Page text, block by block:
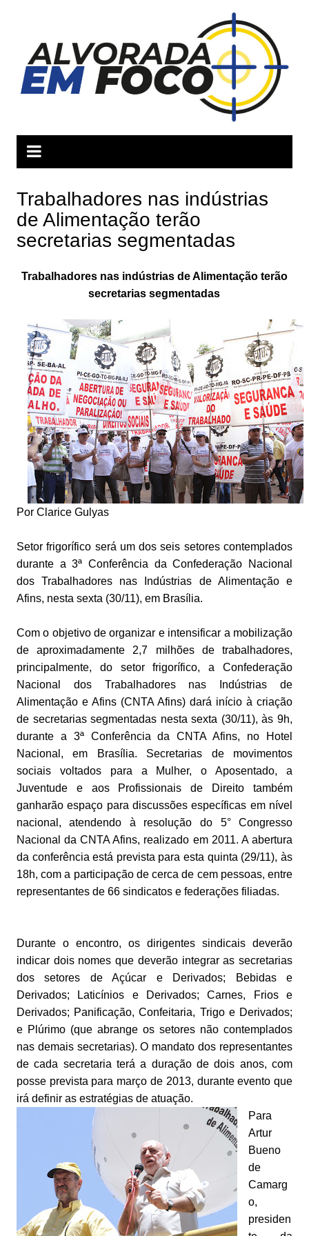
conteúdo
Trabalhadores nas indústrias
de Alimentação terão
secretarias segmentadas
Trabalhadores nas indústrias de Alimentação terão
secretarias segmentadas
Por Clarice Gulyas
Setor frigorífico será um dos seis setores contemplados
durante a 3ª Conferência da Confederação Nacional
dos Trabalhadores nas Indústrias de Alimentação e
Afins, nesta sexta (30/11), em Brasília.
Com o objetivo de organizar e intensificar a mobilização
de aproximadamente 2,7 milhões de trabalhadores,
principalmente, do setor frigorífico, a Confederação
Nacional dos Trabalhadores nas Indústrias de
Alimentação e Afins (CNTA Afins) dará início à criação
de secretarias segmentadas nesta sexta (30/11), às 9h,
durante a 3ª Conferência da CNTA Afins, no Hotel
Nacional, em Brasília. Secretarias de movimentos
sociais voltados para a Mulher, o Aposentado, a
Juventude e aos Profissionais de Direito também
ganharão espaço para discussões específicas em nível
nacional, atendendo à resolução do 5° Congresso
Nacional da CNTA Afins, realizado em 2011. A abertura
da conferência está prevista para esta quinta (29/11), às
18h, com a participação de cerca de cem pessoas, entre
representantes de 66 sindicatos e federações filiadas.
Durante o encontro, os dirigentes sindicais deverão
indicar dois nomes que deverão integrar as secretarias
dos setores de Açúcar e Derivados; Bebidas e
Derivados; Laticínios e Derivados; Carnes, Frios e
Derivados; Panificação, Confeitaria, Trigo e Derivados;
e Plúrimo (que abrange os setores não contemplados
nas demais secretarias). O mandato dos representantes
de cada secretaria terá a duração de dois anos, com
posse prevista para março de 2013, durante evento que
irá definir as estratégias de atuação.
Para
Artur
Bueno
de
Camarg
o,
presiden